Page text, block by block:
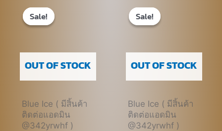
Sale!
OUT OF STOCK
Sale!
Blue Ice ( มีสิ้นค้า
ติดต่อแอดมิน
@342yrwhf )
Sale!
OUT OF STOCK
Sale!
Blue Ice ( มีสิ้นค้า
ติดต่อแอดมิน
@342yrwhf )